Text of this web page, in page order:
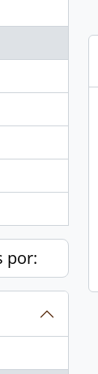
por: